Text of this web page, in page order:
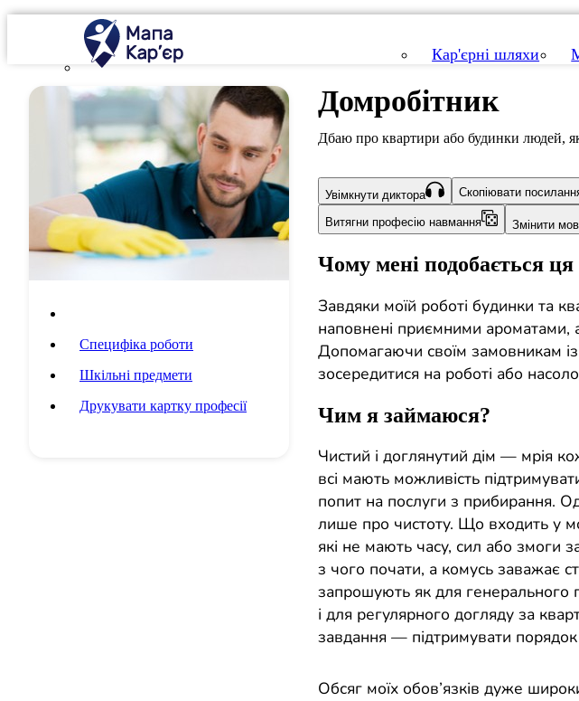
Кар'єрні шляхи
Специфіка роботи
Шкільні предмети
Друкувати картку професії
Домробітник
Дбаю про квартири або будинки людей,
Увімкнути диктора Скопіювати
Витягни професію навмання Змінити
Чому мені подобається ця
Завдяки моїй роботі будинки та
наповнені приємними ароматами,
Допомагаючи своїм замовникам
зосередитися на роботі або
Чим я займаюся?
Чистий і доглянутий дім — мрія
всі мають можливість
попит на послуги з прибирання.
лише про чистоту. Що входить у
які не мають часу, сил або змоги
з чого почати, а комусь заважає
запрошують як для генерального
і для регулярного догляду за
завдання — підтримувати
Обсяг моїх обов’язків дуже